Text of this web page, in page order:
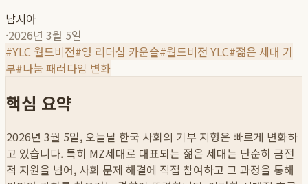
남시아
·2026년 3월 5일
#YLC 월드비전#영 리더십 카운슬#월드비전 YLC#젊은 세대 기
부#나눔 패러다임 변화
핵심 요약
2026년 3월 5일, 오늘날 한국 사회의 기부 지형은 빠르게 변화하
고 있습니다. 특히 MZ세대로 대표되는 젊은 세대는 단순히 금전
적 지원을 넘어, 사회 문제 해결에 직접 참여하고 그 과정을 통해